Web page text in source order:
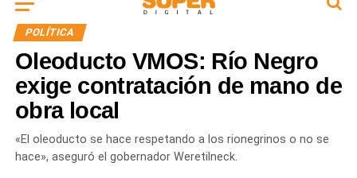
POLÍTICA
Oleoducto VMOS: Río Negro
exige contratación de mano de
obra local
«El oleoducto se hace respetando a los rionegrinos o no se
hace», aseguró el gobernador Weretilneck.